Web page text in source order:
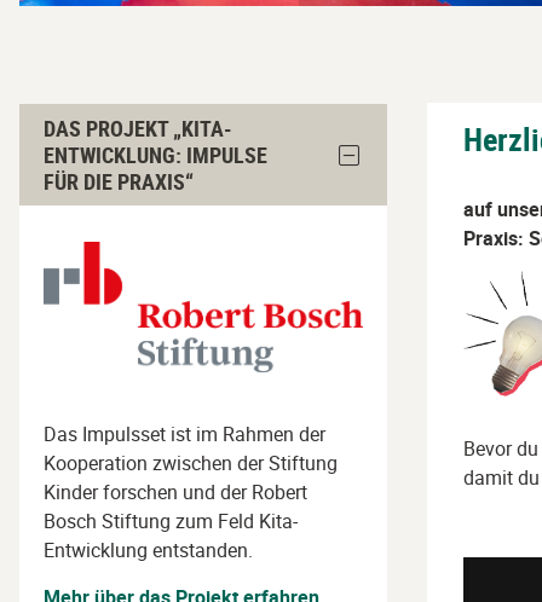
Das
Projekt
„Kita-
Entwicklung:
Block
Das
„Kita-
die
Praxis“
ausblenden
DAS PROJEKT „KITA-
ENTWICKLUNG: IMPULSE
FÜR DIE PRAXIS“
Das Impulsset ist im Rahmen der
Kooperation zwischen der Stiftung
Kinder forschen und der Robert
Bosch Stiftung zum Feld Kita-
Entwicklung entstanden.
auf
Praxis:
Bevor
damit